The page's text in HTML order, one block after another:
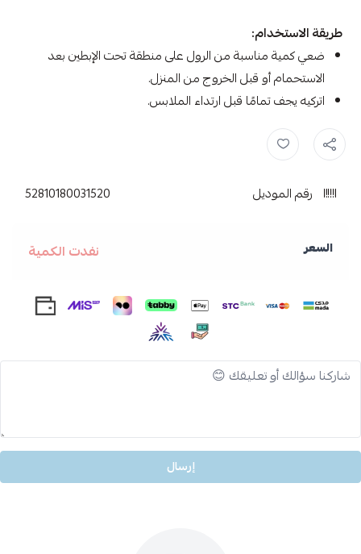
طريقة الاستخدام:
ضعي كمية مناسبة من الرول على منطقة تحت الإبطين بعد
الاستحمام أو قبل الخروج من المنزل.
اتركيه يجف تمامًا قبل ارتداء الملابس.
بيزلين , مزيل عرق ,
رقم الموديل 52810180031520
السعر نفدت الكمية
إرسال